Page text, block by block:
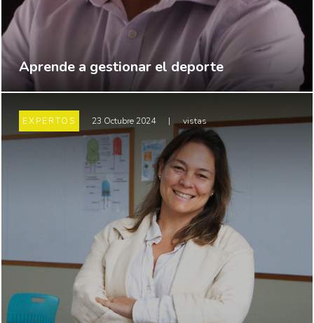
Aprende a gestionar el deporte
EXPERTOS 23 Octubre 2024 | vistas